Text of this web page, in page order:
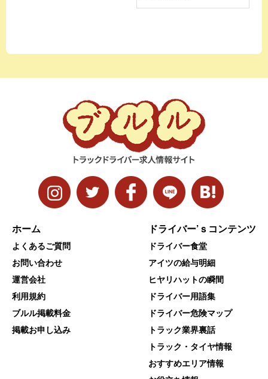
ホーム
よくあるご質問
お問い合わせ
運営会社
利用規約
ブルル掲載料金
掲載お申し込み
ドライバー’ｓコンテンツ
ドライバー食堂
アイツの給与明細
ヒヤリハットの瞬間
ドライバー用語集
ドライバー危険マップ
トラック業界裏話
トラック・タイヤ情報
おすすめエリア情報